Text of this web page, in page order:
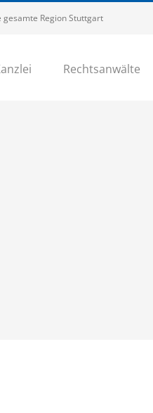
gesamte Region Stuttgart
Rechtsanwälte